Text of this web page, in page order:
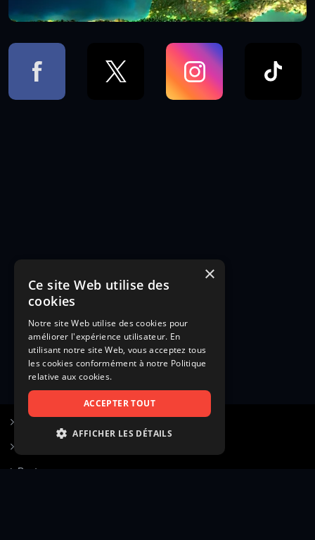
Poster une annonce
×
Ce site Web utilise des
cookies
Notre site Web utilise des cookies pour
améliorer l'expérience utilisateur. En
utilisant notre site Web, vous acceptez tous
les cookies conformément à notre Politique
relative aux cookies.
ACCEPTER TOUT
AFFICHER LES DÉTAILS